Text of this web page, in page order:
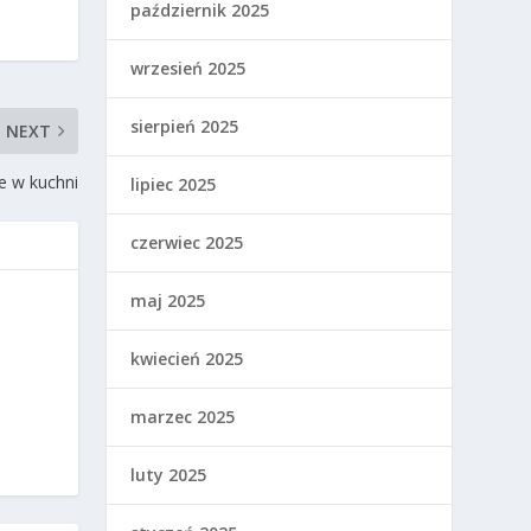
NEXT
w kuchni
październik 2025
wrzesień 2025
sierpień 2025
lipiec 2025
czerwiec 2025
maj 2025
kwiecień 2025
marzec 2025
luty 2025